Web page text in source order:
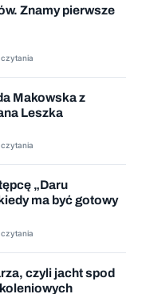
Znamy pierwsze
Makowska z
Leszka
„Daru
ma być gotowy
czyli jacht spod